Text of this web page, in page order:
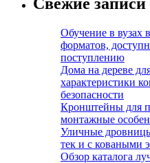
Обучение в вузах
форматов,
поступлению
Дома на дереве
характеристики
безопасности
Кронштейны для
монтажные
Уличные
тек и с коваными
Обзор каталога